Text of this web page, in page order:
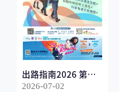
出路指南2026 第一
冊
2026-07-02